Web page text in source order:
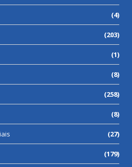
(4)
(203)
(1)
(8)
(258)
(8)
(27)
(179)